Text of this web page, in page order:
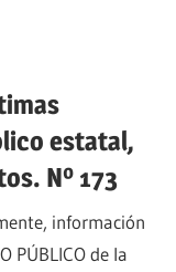
estatal,
Nº 173
información
PÚBLICO de la